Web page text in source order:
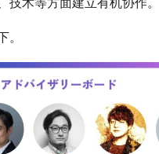
。